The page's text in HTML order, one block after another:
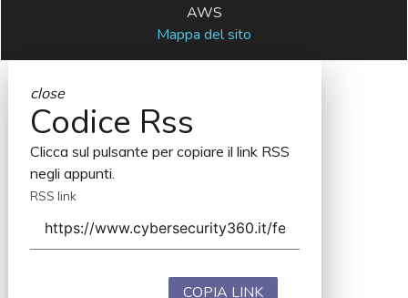
AWS
Mappa del sito
close
Codice Rss
Clicca sul pulsante per copiare il link RSS
negli appunti.
RSS link
COPIA LINK